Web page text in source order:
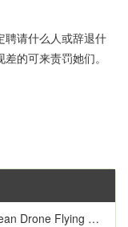
聘请什么人或辞退什
的可来责罚她们。
Okgyecheon 中文